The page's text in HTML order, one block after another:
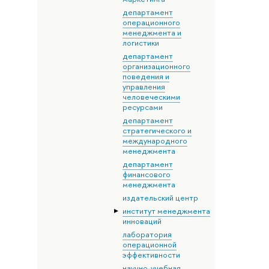
департамент
операционного
менеджмента и
логистики
департамент
организационного
поведения и
управления
человеческими
ресурсами
департамент
стратегического и
международного
менеджмента
департамент
финансового
менеджмента
издательский центр
институт менеджмента
инноваций
лаборатория
операционной
эффективности